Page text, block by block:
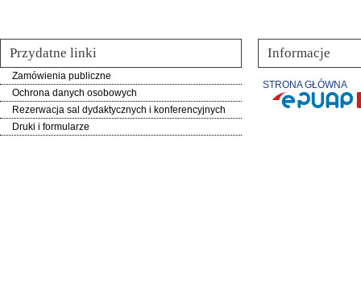
Przydatne linki
Zamówienia publiczne
Ochrona danych osobowych
Rezerwacja sal dydaktycznych i konferencyjnych
Druki i formularze
Informacje
STRONA GŁÓWNA